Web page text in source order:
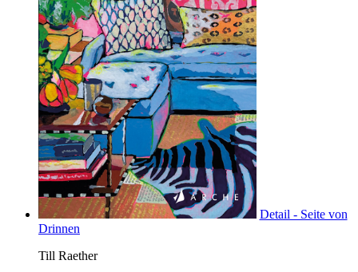
Detail - Seite von
Drinnen
Till Raether